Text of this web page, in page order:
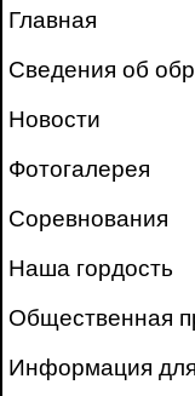
Главная
Сведения об
Новости
Фотогалерея
Соревнования
Наша гордость
Общественная
Информация